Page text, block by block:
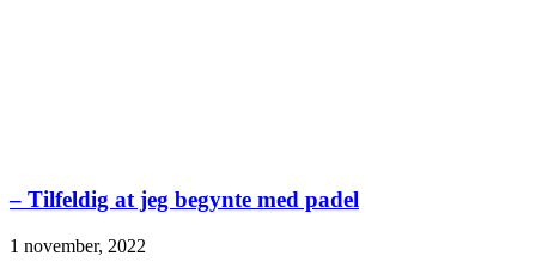
– Tilfeldig at jeg begynte med padel
1 november, 2022